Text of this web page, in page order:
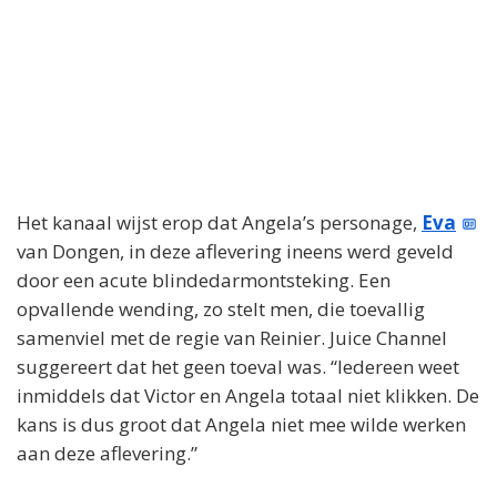
Het kanaal wijst erop dat Angela’s personage, Eva
van Dongen, in deze aflevering ineens werd geveld
door een acute blindedarmontsteking. Een
opvallende wending, zo stelt men, die toevallig
samenviel met de regie van Reinier. Juice Channel
suggereert dat het geen toeval was. “Iedereen weet
inmiddels dat Victor en Angela totaal niet klikken. De
kans is dus groot dat Angela niet mee wilde werken
aan deze aflevering.”